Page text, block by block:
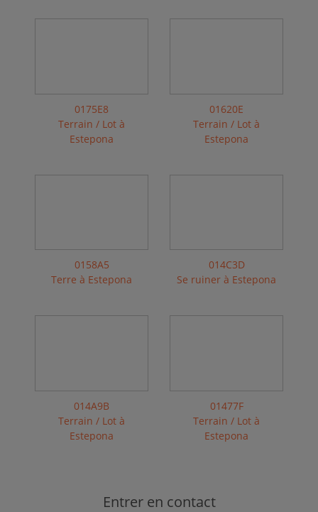
0175E8
Terrain / Lot à
Estepona
01620E
Terrain / Lot à
Estepona
0158A5
Terre à Estepona
014C3D
Se ruiner à Estepona
014A9B
Terrain / Lot à
Estepona
01477F
Terrain / Lot à
Estepona
Entrer en contact